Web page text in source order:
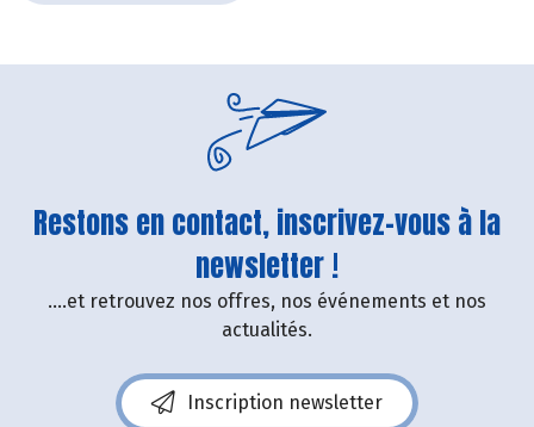
Restons en contact, inscrivez-vous à la
newsletter !
....et retrouvez nos offres, nos événements et nos
actualités.
Inscription newsletter